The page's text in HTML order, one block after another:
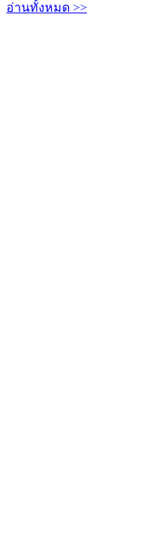
อ่านทั้งหมด >>